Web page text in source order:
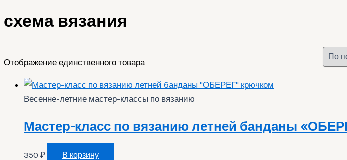
схема вязания
Отображение единственного товара
Весенне-летние мастер-классы по вязанию
Мастер-класс по вязанию летней банданы
350 ₽ В корзину